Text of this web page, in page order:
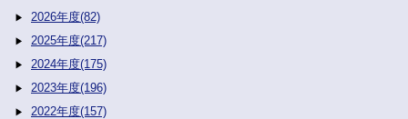
2026年度(82)
2025年度(217)
2024年度(175)
2023年度(196)
2022年度(157)